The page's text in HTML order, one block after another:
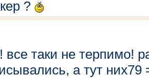
?
все таки не терпимо!
а тут них79